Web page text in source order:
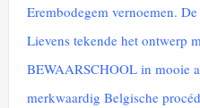
Erembodegem vernoemen.
Lievens tekende het ontwerp
BEWAARSCHOOL in mooie
merkwaardig Belgische